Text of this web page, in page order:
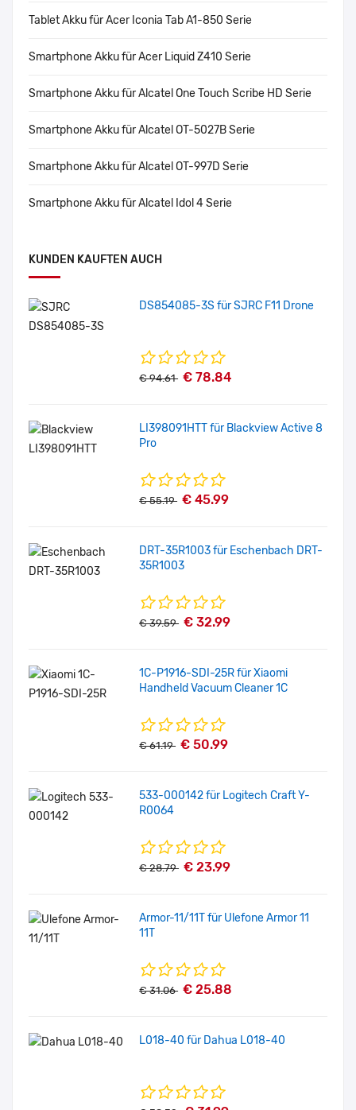
Tablet Akku für Acer Iconia Tab A1-850 Serie
Smartphone Akku für Acer Liquid Z410 Serie
Smartphone Akku für Alcatel One Touch Scribe HD Serie
Smartphone Akku für Alcatel OT-5027B Serie
Smartphone Akku für Alcatel OT-997D Serie
Smartphone Akku für Alcatel Idol 4 Serie
KUNDEN KAUFTEN AUCH
DS854085-3S für SJRC F11 Drone
€ 94.61 € 78.84
LI398091HTT für Blackview Active 8
Pro
€ 55.19 € 45.99
DRT-35R1003 für Eschenbach DRT-
35R1003
€ 39.59 € 32.99
1C-P1916-SDI-25R für Xiaomi
Handheld Vacuum Cleaner 1C
€ 61.19 € 50.99
533-000142 für Logitech Craft Y-
R0064
€ 28.79 € 23.99
Armor-11/11T für Ulefone Armor 11
11T
€ 31.06 € 25.88
L018-40 für Dahua L018-40